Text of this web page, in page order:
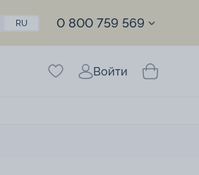
RU 0 800 759 569
Войти